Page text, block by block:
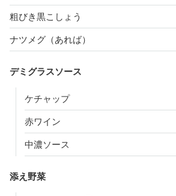
粗びき黒こしょう
ナツメグ（あれば）
デミグラスソース
ケチャップ
赤ワイン
中濃ソース
添え野菜